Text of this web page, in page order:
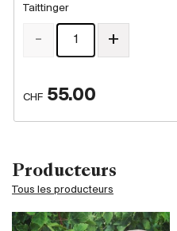
Producteurs
Tous les producteurs
Taittinger
CHF 55.00
- +